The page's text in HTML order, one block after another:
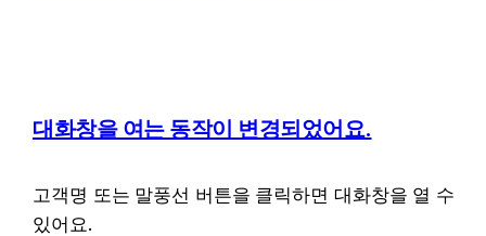
대화창을 여는 동작이 변경되었어요.
고객명 또는 말풍선 버튼을 클릭하면 대화창을 열 수
있어요.